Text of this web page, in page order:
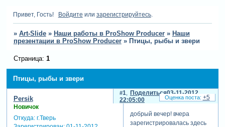
Привет, Гость! Войдите или зарегистрируйтесь.
» Art-Slide » Наши работы в ProShow Producer » Наши
презентации в ProShow Producer » Птицы, рыбы и звери
Птицы, рыбы и звери
Страница: 1
Поделиться
1
03-11-2012
22:05:00
Persik
Новичок
Откуда:г.Тверь
добрый вечер! вчера
зарегистрировалась здесь
+5